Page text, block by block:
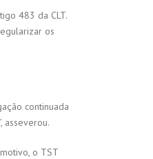
483 da CLT.
os
continuada
asseverou.
o TST